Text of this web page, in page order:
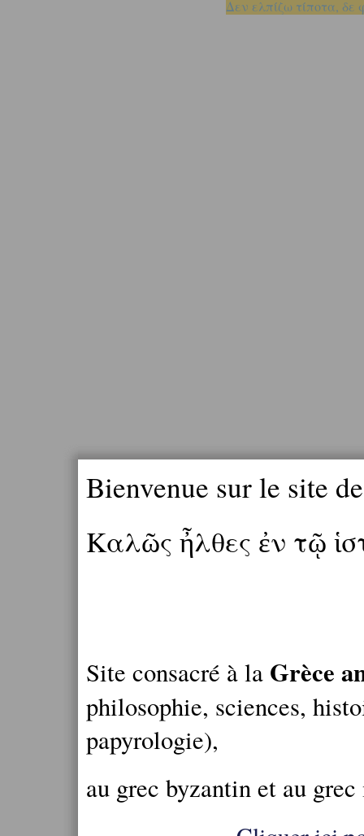
Δεν ελπίζω τίποτα, δε
Bienvenue sur le site
Καλῶς ἦλθες ἐν τῷ
Site consacré à la Grèce
philosophie, sciences,
papyrologie),
au grec byzantin et au